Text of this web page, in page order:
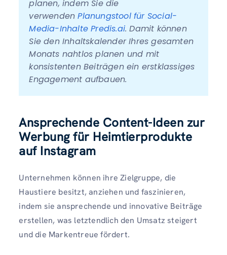
planen, indem Sie die
verwenden Planungstool für Social-
Media-Inhalte Predis.ai. Damit können
Sie den Inhaltskalender Ihres gesamten
Monats nahtlos planen und mit
konsistenten Beiträgen ein erstklassiges
Engagement aufbauen.
Ansprechende Content-Ideen zur
Werbung für Heimtierprodukte
auf Instagram
Unternehmen können ihre Zielgruppe, die
Haustiere besitzt, anziehen und faszinieren,
indem sie ansprechende und innovative Beiträge
erstellen, was letztendlich den Umsatz steigert
und die Markentreue fördert.